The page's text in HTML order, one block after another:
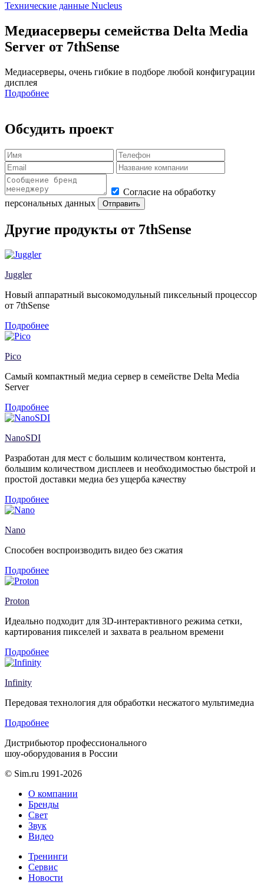
Технические данные Nucleus
Медиасерверы семейства Delta Media
Server от 7thSense
Медиасерверы, очень гибкие в подборе любой конфигурации
дисплея
Подробнее
Обсудить проект
Согласие на обработку
персональных данных
Отправить
Другие продукты от 7thSense
Juggler
Новый аппаратный высокомодульный пиксельный процессор
от 7thSense
Подробнее
Pico
Самый компактный медиа сервер в семействе Delta Media
Server
Подробнее
NanoSDI
Разработан для мест с большим количеством контента,
большим количеством дисплеев и необходимостью быстрой и
простой доставки медиа без ущерба качеству
Подробнее
Nano
Способен воспроизводить видео без сжатия
Подробнее
Proton
Идеально подходит для 3D-интерактивного режима сетки,
картирования пикселей и захвата в реальном времени
Подробнее
Infinity
Передовая технология для обработки несжатого мультимедиа
Подробнее
Дистрибьютор профессионального
шоу-оборудования в России
© Sim.ru 1991-2026
О компании
Бренды
Свет
Звук
Видео
Тренинги
Сервис
Новости